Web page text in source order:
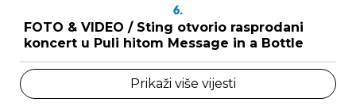
6.
FOTO & VIDEO / Sting otvorio rasprodani
koncert u Puli hitom Message in a Bottle
Prikaži više vijesti